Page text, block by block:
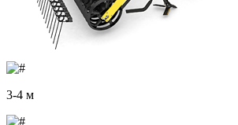
3-4 м